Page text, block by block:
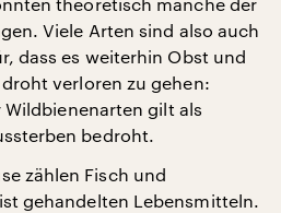
Viele Arten sind also auch
dass es weiterhin Obst und
verloren zu gehen:
gilt als
bedroht.
zählen Fisch und
gehandelten Lebensmitteln.